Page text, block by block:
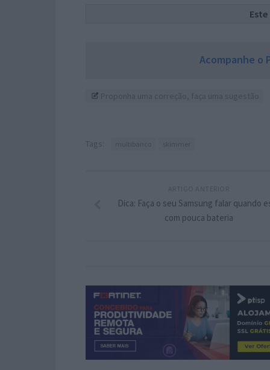
Acompanhe o
Tags:
Dica: Faça o seu Samsung falar quando
com pouca bateria